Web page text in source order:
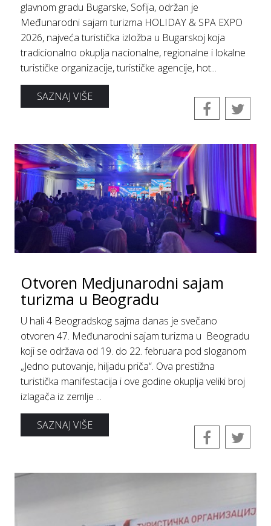
glavnom gradu Bugarske, Sofija, održan je
Međunarodni sajam turizma HOLIDAY & SPA EXPO
2026, najveća turistička izložba u Bugarskoj koja
tradicionalno okuplja nacionalne, regionalne i lokalne
turističke organizacije, turističke agencije, hot...
SAZNAJ VIŠE
Otvoren Medjunarodni sajam
turizma u Beogradu
U hali 4 Beogradskog sajma danas je svečano
otvoren 47. Međunarodni sajam turizma u Beogradu
koji se održava od 19. do 22. februara pod sloganom
„Jedno putovanje, hiljadu priča“. Ova prestižna
turistička manifestacija i ove godine okuplja veliki broj
izlagača iz zemlje ...
SAZNAJ VIŠE